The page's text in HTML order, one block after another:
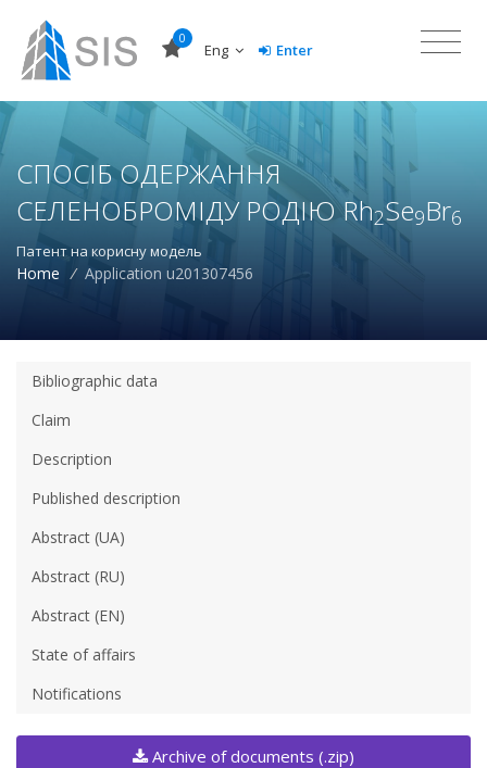
0
Eng Enter
СПОСІБ ОДЕРЖАННЯ
СЕЛЕНОБРОМІДУ РОДІЮ Rh2Se9Br6
Патент на корисну модель
Home / Application u201307456
Bibliographic data
Claim
Description
Published description
Abstract (UA)
Abstract (RU)
Abstract (EN)
State of affairs
Notifications
Archive of documents (.zip)